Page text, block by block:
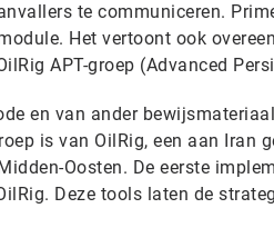
te communiceren.
Het vertoont ook
APT-groep (Advanced
en van ander
is van OilRig, een aan Iran
Oosten. De eerste
Deze tools laten de